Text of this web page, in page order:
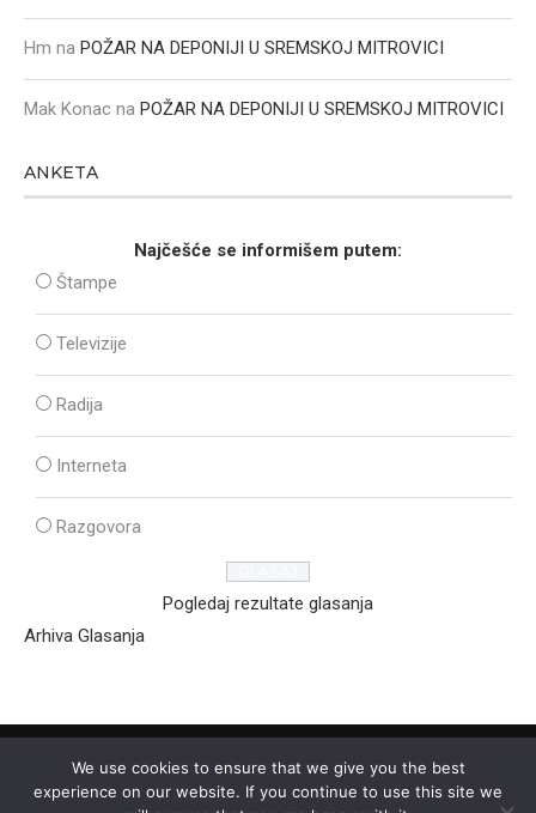
Hm na POŽAR NA DEPONIJI U SREMSKOJ MITROVICI
Mak Konac na POŽAR NA DEPONIJI U SREMSKOJ MITROVICI
ANKETA
Najčešće se informišem putem:
Štampe
Televizije
Radija
Interneta
Razgovora
Pogledaj rezultate glasanja
Arhiva Glasanja
We use cookies to ensure that we give you the best
experience on our website. If you continue to use this site we